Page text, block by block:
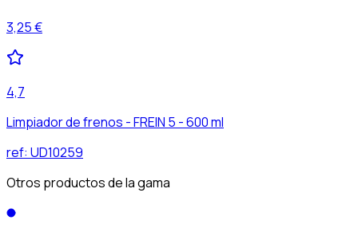
3,25 €
4,7
Limpiador de frenos - FREIN 5 - 600 ml
ref: UD10259
Otros productos de la gama